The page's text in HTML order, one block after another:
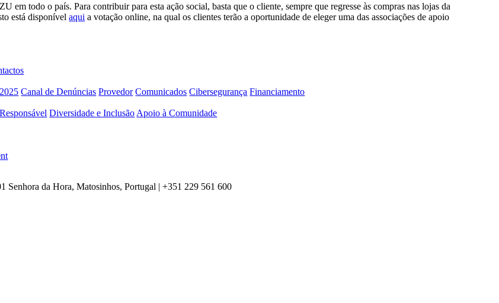
em todo o país. Para contribuir para esta ação social, basta que o cliente, sempre que regresse às compras nas lojas da
está disponívelaqui a votação online, na qual os clientes terão a oportunidade de eleger uma das associações de apoio
Canal de Denúncias Provedor Comunicados Cibersegurança Financiamento
Diversidade e Inclusão Apoio à Comunidade
Senhora da Hora, Matosinhos, Portugal | +351 229 561 600